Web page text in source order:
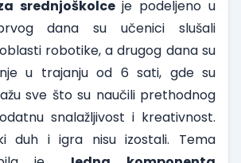
srednjoškolceje podeljeno u
dana su učenici slušali
robotike, a drugog dana su
u trajanju od 6 sati, gde su
sve što su naučili prethodnog
snalažljivost i kreativnost.
duh i igra nisu izostali. Tema